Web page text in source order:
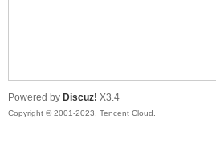
Powered by Discuz! X3.4
Copyright © 2001-2023, Tencent Cloud.